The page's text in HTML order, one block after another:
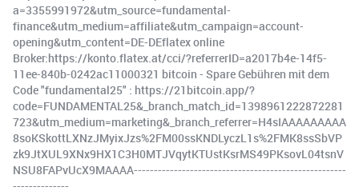
a=3355991972&utm_source=fundamental-
finance&utm_medium=affiliate&utm_campaign=account-
opening&utm_content=DE-DEflatex online
Broker:https://konto.flatex.at/cci/?referrerID=a2017b4e-14f5-
11ee-840b-0242ac11000321 bitcoin - Spare Gebühren mit dem
Code "fundamental25" : https://21bitcoin.app/?
code=FUNDAMENTAL25&_branch_match_id=1398961222872281
723&utm_medium=marketing&_branch_referrer=H4sIAAAAAAAAA
8soKSkottLXNzJMyixJzs%2FM00ssKNDLyczL1s%2FMK8ssSbVP
zk9JtXUL9XNx9HX1C3H0MTJVqytKTUstKsrMS49PKsovL04tsnV
NSU8FAPvUcX9MAAAA-----------------------------------------------------
--------------